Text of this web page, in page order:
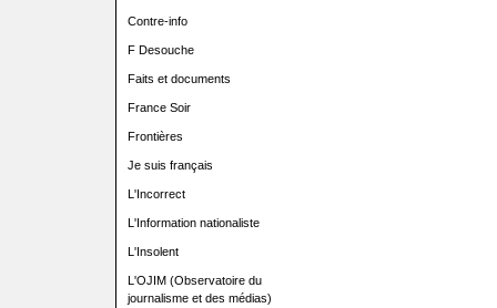
Contre-info
F Desouche
Faits et documents
France Soir
Frontières
Je suis français
L'Incorrect
L'Information nationaliste
L'Insolent
L'OJIM (Observatoire du
journalisme et des médias)